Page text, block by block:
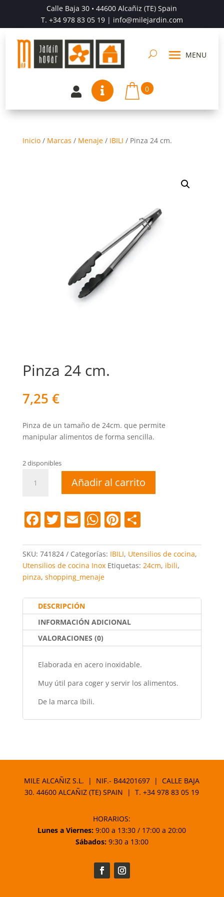
Calle Baja 30 • 44600 Alcañiz (TE) Spain
T. +34 978 83 05 19| info@milejardin.com
  0
Inicio/ Marcas / Menaje/ IBILI / Pinza 24 cm.
Pinza 24 cm.
7,25 €
Pinza de un tamaño de 24cm. que permite
manipular alimentos de forma sencilla.
2 disponibles
Añadir al carrito
F
c
e
b
o
o
k
T
itt
er
E
ai
l
W
at
s
A
p
p
Pi
er
e
C
m
p
tir
SKU: 741824 Categorías: IBILI, Utensilios de cocina,
Utensilios de cocina Inox Etiquetas: 24cm, ibili,
pinza, shopping_menaje
DESCRIPCIÓN
INFORMACIÓN ADICIONAL
VALORACIONES (0)
Elaborada en acero inoxidable.
Muy útil para coger y servir los alimentos.
De la marca Ibili.
MILE ALCAÑIZ S.L. | NIF.- B44201697 | CALLE BAJA
30. 44600 ALCAÑIZ (TE) SPAIN | T.+34 978 83 05 19
HORARIOS:
Lunes a Viernes: 9:00 a 13:30 / 17:00 a 20:00
Sábados:9:30 a 13:00